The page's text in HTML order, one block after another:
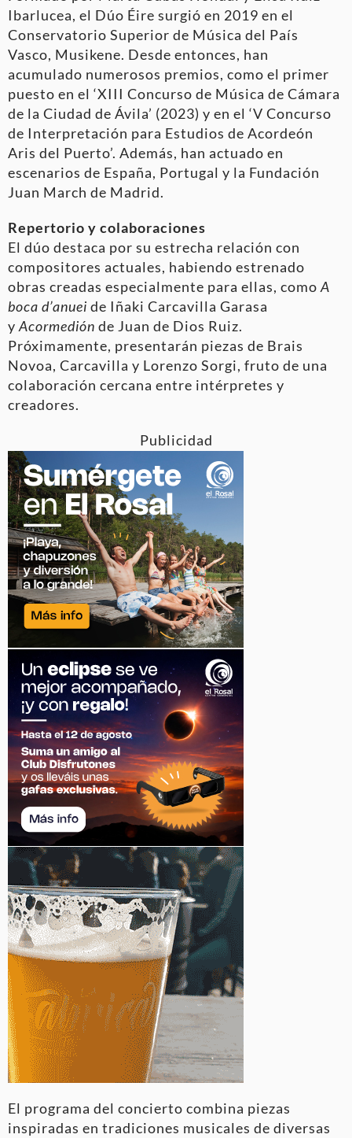
Ibarlucea, el Dúo Éire surgió en 2019 en el
Conservatorio Superior de Música del País
Vasco, Musikene. Desde entonces, han
acumulado numerosos premios, como el primer
puesto en el ‘XIII Concurso de Música de Cámara
de la Ciudad de Ávila’ (2023) y en el ‘V Concurso
de Interpretación para Estudios de Acordeón
Aris del Puerto’. Además, han actuado en
escenarios de España, Portugal y la Fundación
Juan March de Madrid.
Repertorio y colaboraciones
El dúo destaca por su estrecha relación con
compositores actuales, habiendo estrenado
obras creadas especialmente para ellas, como A
boca d’anuei de Iñaki Carcavilla Garasa
y Acormedión de Juan de Dios Ruiz.
Próximamente, presentarán piezas de Brais
Novoa, Carcavilla y Lorenzo Sorgi, fruto de una
colaboración cercana entre intérpretes y
creadores.
Publicidad
El programa del concierto combina piezas
inspiradas en tradiciones musicales de diversas